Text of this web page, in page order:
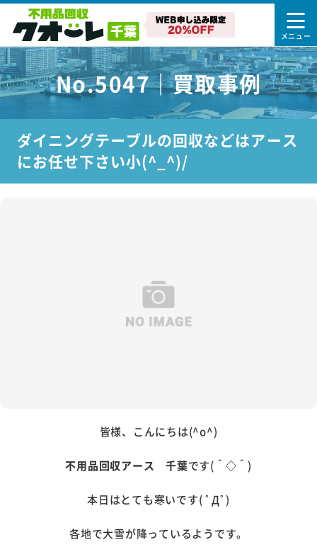
No.5047｜買取事例
ダイニングテーブルの回収などはアース
にお任せ下さい小(^_^)/
皆様、こんにちは(^o^)
不用品回収アース 千葉です(＾◇＾)
本日はとても寒いです( ﾟДﾟ)
各地で大雪が降っているようです。